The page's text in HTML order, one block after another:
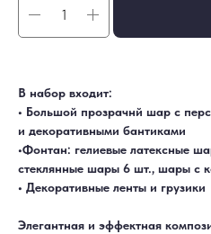
В набор входит:
• Большой прозрачнй шар с
и декоративными бантиками
•Фонтан: гелиевые латексные
стеклянные шары 6 шт., шары с
• Декоративные ленты и грузики
Элегантная и эффектная